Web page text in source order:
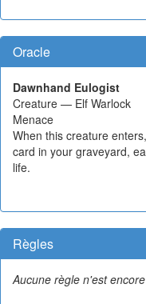
Oracle
Dawnhand Eulogist
Creature — Elf Warlock
Menace
When this creature
card in your graveyard,
life.
Règles
Aucune règle n'est